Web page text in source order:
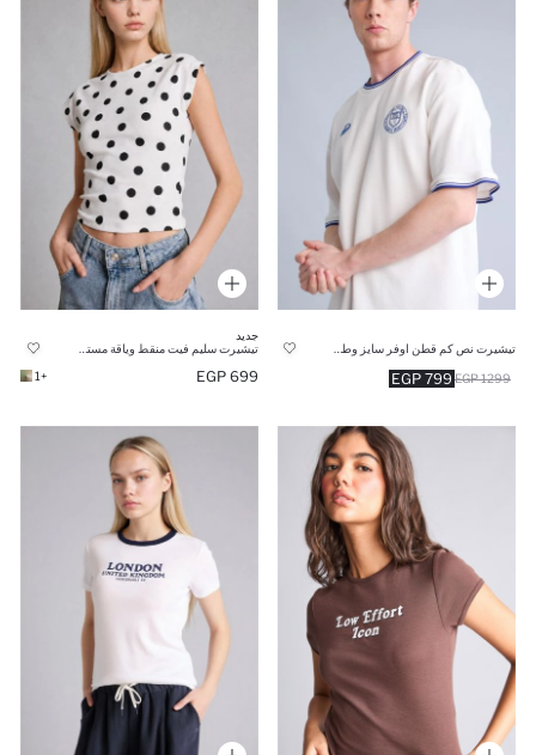
799 EGP 1299 EGP
جديد
699 EGP
+1